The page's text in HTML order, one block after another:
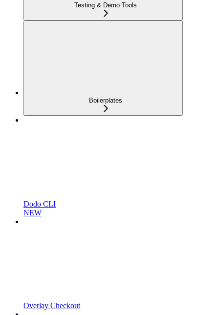
Testing & Demo Tools
Boilerplates
Dodo CLI
NEW
Overlay Checkout